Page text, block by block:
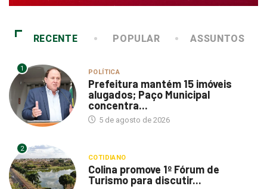
RECENTE POPULAR ASSUNTOS
1 POLÍTICA
Prefeitura mantém 15 imóveis
alugados; Paço Municipal
concentra...
5 de agosto de 2026
2
COTIDIANO
Colina promove 1º Fórum de
Turismo para discutir...